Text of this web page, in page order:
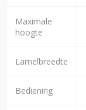
Maximale
hoogte
Lamelbreedte
Bediening